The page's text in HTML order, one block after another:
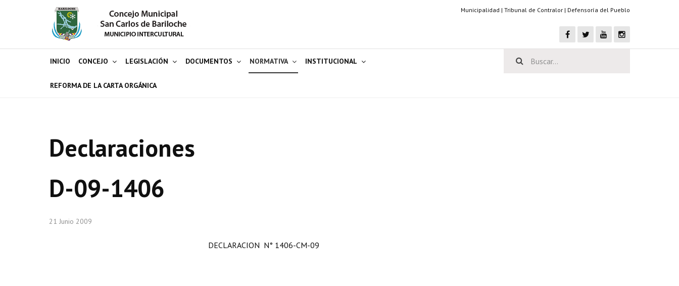
Municipalidad | Tribunal de Contralor | Defensoría del Pueblo
INICIO CONCEJO LEGISLACIÓN DOCUMENTOS NORMATIVA INSTITUCIONAL
REFORMA DE LA CARTA ORGÁNICA
Declaraciones
D-09-1406
21 Junio 2009
DECLARACION N° 1406-CM-09